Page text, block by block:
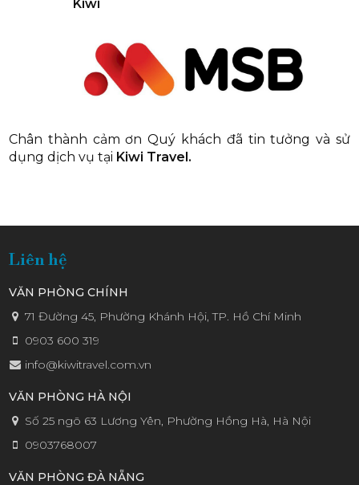
DU LỊCH
KIWI
Kiwi
Chân thành cảm ơn Quý khách đã tin tưởng và sử
dụng dịch vụ tại Kiwi Travel.
Liên hệ
VĂN PHÒNG CHÍNH
71 Đường 45, Phường Khánh Hội, TP. Hồ Chí Minh
0903 600 319
info@kiwitravel.com.vn
VĂN PHÒNG HÀ NỘI
Số 25 ngõ 63 Lương Yên, Phường Hồng Hà, Hà Nội
0903768007
VĂN PHÒNG ĐÀ NẴNG